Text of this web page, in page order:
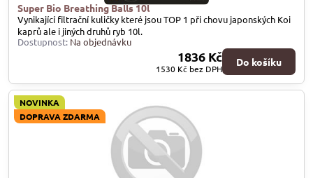
Super Bio Breathing Balls 10l
Vynikající filtrační kuličky které jsou TOP 1 při chovu japonských Koi
kaprů ale i jiných druhů ryb 10l.
Dostupnost: Na objednávku
1836 Kč
1530 Kč bez DPH
Do košíku
NOVINKA
DOPRAVA ZDARMA